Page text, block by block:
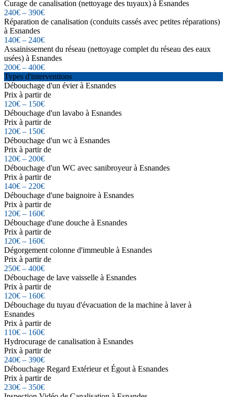
Curage de canalisation (nettoyage des tuyaux) à Esnandes
240€ – 390€
Réparation de canalisation (conduits cassés avec petites réparations)
à Esnandes
140€ – 240€
Assainissement du réseau (nettoyage complet du réseau des eaux
usées) à Esnandes
200€ – 400€
Types d'interventions
Débouchage d'un évier à Esnandes
Prix à partir de
120€ – 150€
Débouchage d'un lavabo à Esnandes
Prix à partir de
120€ – 150€
Débouchage d'un wc à Esnandes
Prix à partir de
120€ – 200€
Débouchage d'un WC avec sanibroyeur à Esnandes
Prix à partir de
140€ – 220€
Débouchage d'une baignoire à Esnandes
Prix à partir de
120€ – 160€
Débouchage d'une douche à Esnandes
Prix à partir de
120€ – 160€
Dégorgement colonne d'immeuble à Esnandes
Prix à partir de
250€ – 400€
Débouchage de lave vaisselle à Esnandes
Prix à partir de
120€ – 160€
Débouchage du tuyau d'évacuation de la machine à laver à
Esnandes
Prix à partir de
110€ – 160€
Hydrocurage de canalisation à Esnandes
Prix à partir de
240€ – 390€
Débouchage Regard Extérieur et Égout à Esnandes
Prix à partir de
230€ – 350€